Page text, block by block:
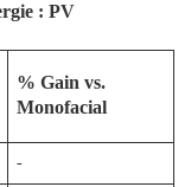
: PV
% Gain vs.
Monofacial
-